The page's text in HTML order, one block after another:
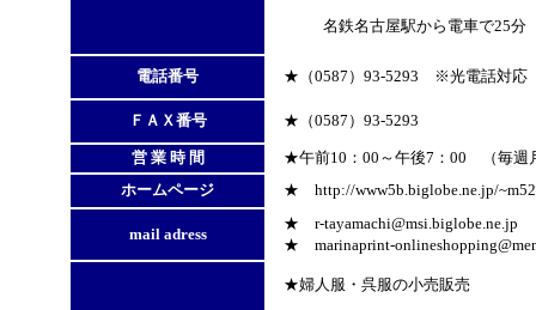
名鉄名古屋駅から電車で25
電話番号 ★（0587）93-5293 ※光電話対応
ＦＡＸ番号 ★（0587）93-5293
営 業 時 間
★午前10：00～午後7：00 （毎週
ホームページ
★ http://www5b.biglobe.ne.jp/
mail adress
★ r-tayamachi@msi.biglobe.ne.jp
★ marinaprint-
★婦人服・呉服の小売販売